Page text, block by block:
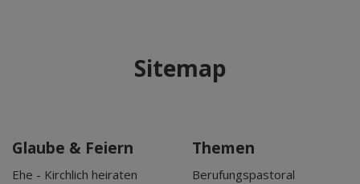
Sitemap
Glaube & Feiern
Ehe - Kirchlich heiraten
Themen
Berufungspastoral